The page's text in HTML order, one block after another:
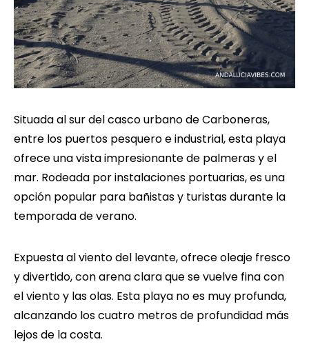
Situada al sur del casco urbano de Carboneras,
entre los puertos pesquero e industrial, esta playa
ofrece una vista impresionante de palmeras y el
mar. Rodeada por instalaciones portuarias, es una
opción popular para bañistas y turistas durante la
temporada de verano.
Expuesta al viento del levante, ofrece oleaje fresco
y divertido, con arena clara que se vuelve fina con
el viento y las olas. Esta playa no es muy profunda,
alcanzando los cuatro metros de profundidad más
lejos de la costa.